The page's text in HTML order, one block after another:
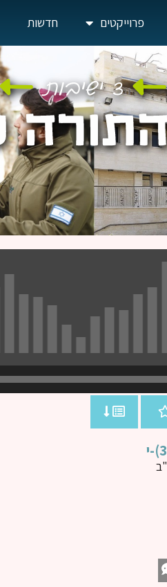
פרוייקטים חדשות